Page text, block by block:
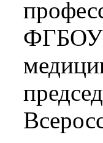
ФГБОУ